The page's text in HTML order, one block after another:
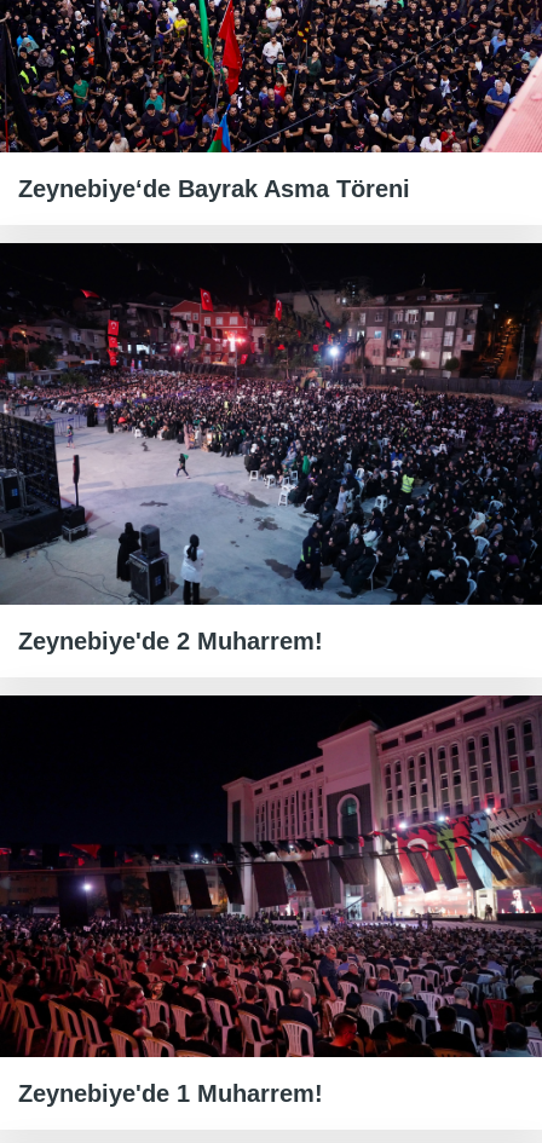
Zeynebiye‘de Bayrak Asma Töreni
Zeynebiye'de 2 Muharrem!
Zeynebiye'de 1 Muharrem!